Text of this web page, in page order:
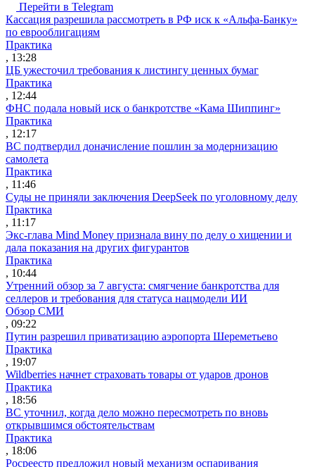
Перейти в Telegram
Кассация разрешила рассмотреть в РФ иск к «Альфа-Банку»
по еврооблигациям
Практика
, 13:28
ЦБ ужесточил требования к листингу ценных бумаг
Практика
, 12:44
ФНС подала новый иск о банкротстве «Кама Шиппинг»
Практика
, 12:17
ВС подтвердил доначисление пошлин за модернизацию
самолета
Практика
, 11:46
Суды не приняли заключения DeepSeek по уголовному делу
Практика
, 11:17
Экс-глава Mind Money признала вину по делу о хищении и
дала показания на других фигурантов
Практика
, 10:44
Утренний обзор за 7 августа: смягчение банкротства для
селлеров и требования для статуса нацмодели ИИ
Обзор СМИ
, 09:22
Путин разрешил приватизацию аэропорта Шереметьево
Практика
, 19:07
Wildberries начнет страховать товары от ударов дронов
Практика
, 18:56
ВС уточнил, когда дело можно пересмотреть по вновь
открывшимся обстоятельствам
Практика
, 18:06
Росреестр предложил новый механизм оспаривания